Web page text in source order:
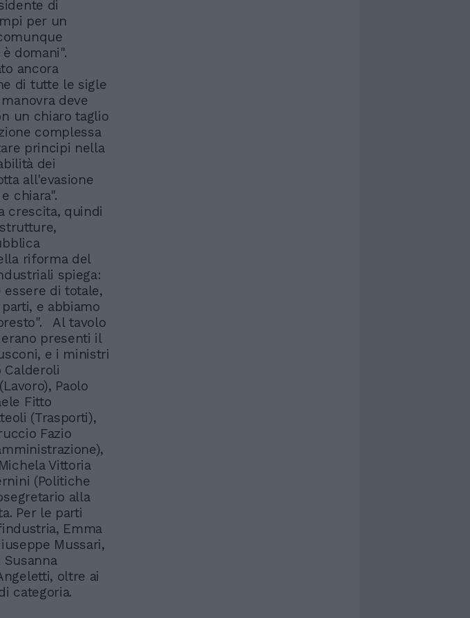
di
per un
domani".
ancora
di tutte le sigle
deve
un chiaro taglio
complessa
principi nella
dei
all'evasione
chiara".
crescita, quindi
riforma del
spiega:
di totale,
e abbiamo
Al tavolo
presenti il
e i ministri
Calderoli
Paolo
Fitto
(Trasporti),
Fazio
Vittoria
(Politiche
alla
Per le parti
Emma
Mussari,
oltre ai
categoria.